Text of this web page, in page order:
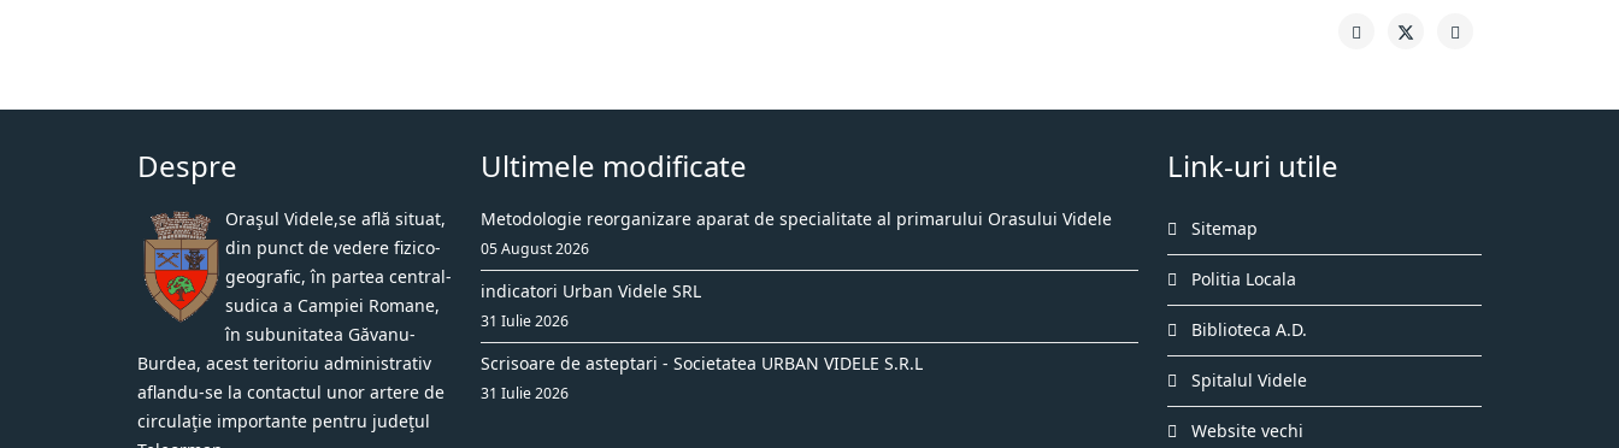
Despre
Oraşul Videle,se află situat,
din punct de vedere fizico-
geografic, în partea central-
sudica a Campiei Romane,
în subunitatea Găvanu-
Burdea, acest teritoriu administrativ
aflandu-se la contactul unor artere de
circulaţie importante pentru judeţul
Ultimele modificate
Metodologie reorganizare aparat de specialitate al primarului Orasului Videle
05 August 2026
indicatori Urban Videle SRL
31 Iulie 2026
Scrisoare de asteptari - Societatea URBAN VIDELE S.R.L
31 Iulie 2026
Link-uri utile
Sitemap
Politia Locala
Biblioteca A.D.
Spitalul Videle
Website vechi